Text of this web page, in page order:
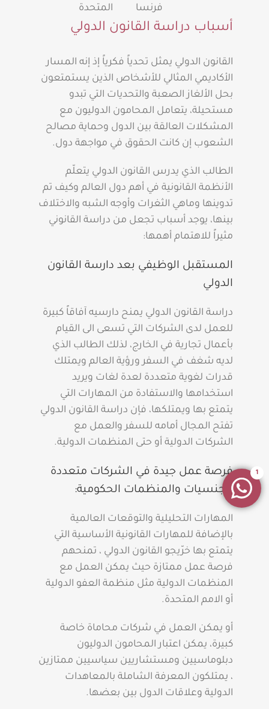
فرنسا
المتحدة
أسباب دراسة القانون الدولي
القانون الدولي يمثل تحدياً فكرياً إذ إنه المسار
الأكاديمي المثالي للأشخاص الذين يستمتعون
بحل الألغاز الصعبة والتحديات التي تبدو
مستحيلة، يتعامل المحامون الدوليون مع
المشكلات العالقة بين الدول وحماية مصالح
الشعوب إن كانت الحقوق في مواجهة دول.
الطالب الذي يدرس القانون الدولي يتعلّم
الأنظمة القانونية في أهم دول العالم وكيف تم
تدوينها وماهي الثغرات وأوجه الشبه والاختلاف
بينها، يوجد أسباب تجعل من دراسة القانوني
مثيراً للاهتمام أهمها:
المستقبل الوظيفي بعد دارسة القانون
الدولي
دراسة القانون الدولي يمنح دارسيه آفاقاً كبيرة
للعمل لدى الشركات التي تسعى الى القيام
بأعمال تجارية في الخارج، لذلك الطالب الذي
لديه شغف في السفر ورؤية العالم ويمتلك
قدرات لغوية متعددة لعدة لغات ويريد
استخدامها والاستفادة من المهارات التي
يتمتع بها ويمتلكها، فإن دراسة القانون الدولي
تفتح المجال أمامه للسفر والعمل مع
الشركات الدولية أو حتى المنظمات الدولية.
فرصة عمل جيدة في الشركات متعددة
الجنسيات والمنظمات الحكومية:
المهارات التحليلية والتوقعات العالمية
بالإضافة للمهارات القانونية الأساسية التي
يتمتع بها خرّيجو القانون الدولي ، تمنحهم
فرصة عمل ممتازة حيث يمكن العمل مع
المنظمات الدولية مثل منظمة العفو الدولية
أو الامم المتحدة.
أو يمكن العمل في شركات محاماة خاصة
كبيرة، يمكن اعتبار المحامون الدوليون
دبلوماسيين ومستشاريين سياسيين ممتازين
، يمتلكون المعرفة الشاملة بالمعاهدات
الدولية وعلاقات الدول بين بعضها.
1